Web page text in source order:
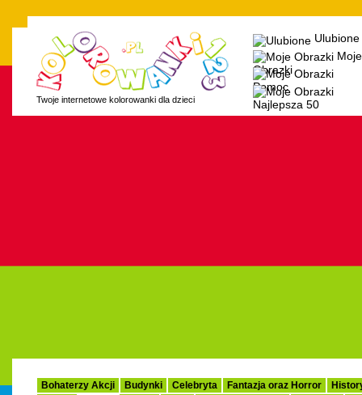
Twoje internetowe kolorowanki dla dzieci
Ulubione
Moje
Obrazki
Pomoc
Najlepsza 50
Bohaterzy Akcji Budynki Celebryta Fantazja oraz Horror